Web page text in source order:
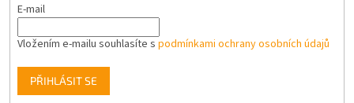
E-mail
Vložením e-mailu souhlasíte s podmínkami ochrany osobních údajů
PŘIHLÁSIT SE